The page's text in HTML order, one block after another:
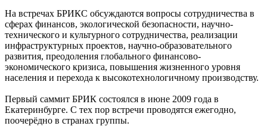
На встречах БРИКС обсуждаются вопросы сотрудничества в
сферах финансов, экологической безопасности, научно-
технического и культурного сотрудничества, реализации
инфраструктурных проектов, научно-образовательного
развития, преодоления глобального финансово-
экономического кризиса, повышения жизненного уровня
населения и перехода к высокотехнологичному производству.
Первый саммит БРИК состоялся в июне 2009 года в
Екатеринбурге. С тех пор встречи проводятся ежегодно,
поочерёдно в странах группы.